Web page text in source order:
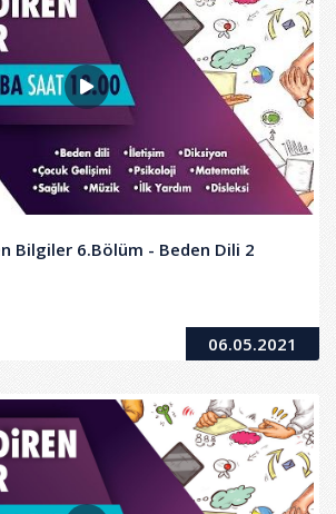
Bilgiler 6.Bölüm - Beden Dili 2
06.05.2021